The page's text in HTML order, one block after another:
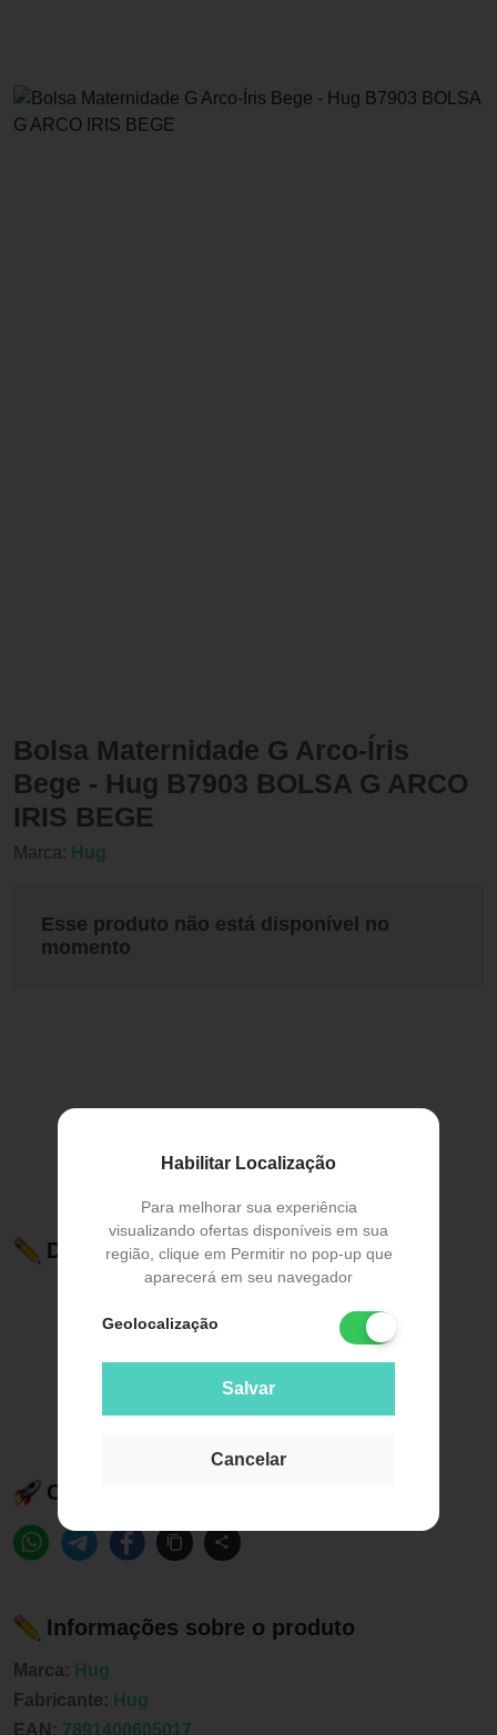
Habilitar Localização
Para melhorar sua experiência
visualizando ofertas disponíveis em sua
região, clique em Permitir no pop-up que
aparecerá em seu navegador
Geolocalização
Salvar
Cancelar
Bolsa Maternidade G Arco-Íris
Bege - Hug B7903 BOLSA G ARCO
IRIS BEGE
Marca: Hug
Esse produto não está disponível no
momento
Descrição do Produto
Compartilhe esse produto:
Informações sobre o produto
Marca: Hug
Fabricante: Hug
EAN: 7891400605017